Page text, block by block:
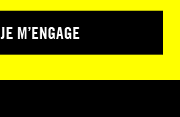
JE M’ENGAGE